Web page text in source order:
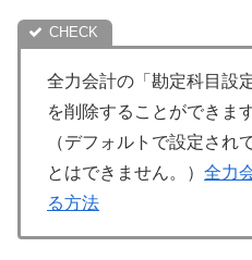
全力会計の「勘定科目設
を削除することができます
（デフォルトで設定され
とはできません。） 全力
る方法